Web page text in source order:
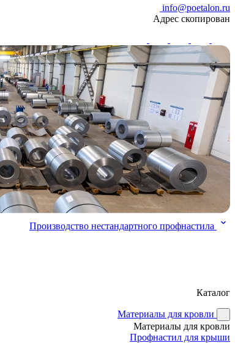
info@poetalon.ru
Адрес скопирован
Производство нестандартного профнастила
Каталог
Материалы для кровли
Материалы для кровли
Профнастил для крыши